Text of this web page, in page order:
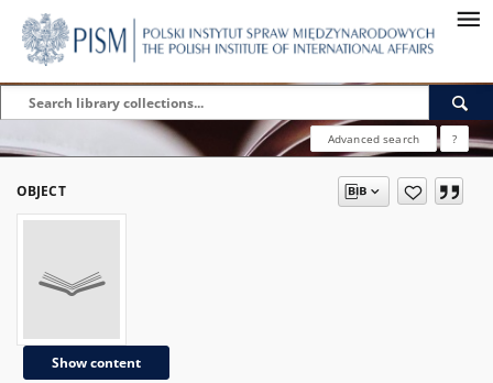
Advanced search ?
OBJECT
Show content